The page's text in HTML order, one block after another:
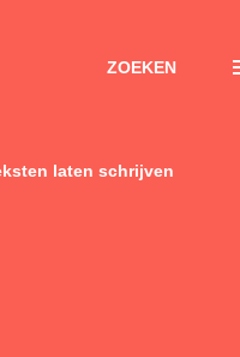
ZOEKEN
laten schrijven